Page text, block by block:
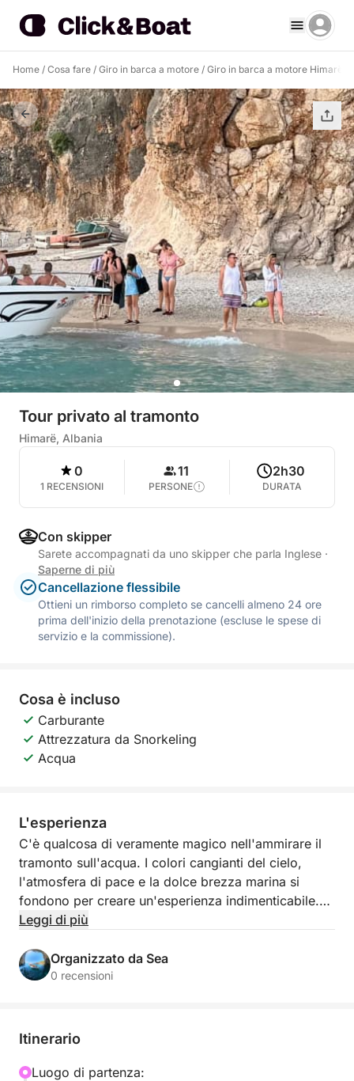
Home / Cosa fare / Giro in barca a motore / Giro in barca a motore Himarë
Tour privato al tramonto
Himarë, Albania
0
1 RECENSIONI
11
PERSONE
2h30
DURATA
Con skipper
Sarete accompagnati da uno skipper che parla Inglese ·
Saperne di più
Cancellazione flessibile
Ottieni un rimborso completo se cancelli almeno 24 ore
prima dell'inizio della prenotazione (escluse le spese di
servizio e la commissione).
Cosa è incluso
Carburante
Attrezzatura da Snorkeling
Acqua
L'esperienza
C'è qualcosa di veramente magico nell'ammirare il
tramonto sull'acqua. I colori cangianti del cielo,
l'atmosfera di pace e la dolce brezza marina si
fondono per creare un'esperienza indimenticabile.
permettervi di godervi questo momento
meraviglioso nel modo più rilassante e memorabile.
mozzafiato e da una sensazione di calma unica che
Leggi di più
Organizzato da Sea
0 recensioni
Itinerario
Luogo di partenza: